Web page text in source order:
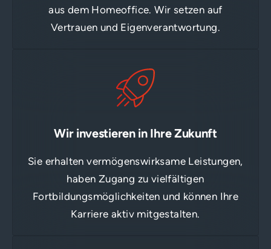
aus dem Homeoffice. Wir setzen auf
Vertrauen und Eigenverantwortung.
Wir investieren in Ihre Zukunft
Sie erhalten vermögenswirksame Leistungen,
haben Zugang zu vielfältigen
Fortbildungsmöglichkeiten und können Ihre
Karriere aktiv mitgestalten.